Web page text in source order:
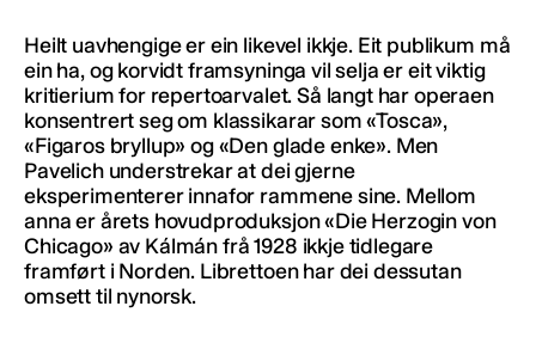
Heilt uavhengige er ein likevel ikkje. Eit publikum må
ein ha, og korvidt framsyninga vil selja er eit viktig
kritierium for repertoarvalet. Så langt har operaen
konsentrert seg om klassikarar som «Tosca»,
«Figaros bryllup» og «Den glade enke». Men
Pavelich understrekar at dei gjerne
eksperimenterer innafor rammene sine. Mellom
anna er årets hovudproduksjon «Die Herzogin von
Chicago» av Kálmán frå 1928 ikkje tidlegare
framført i Norden. Librettoen har dei dessutan
omsett til nynorsk.